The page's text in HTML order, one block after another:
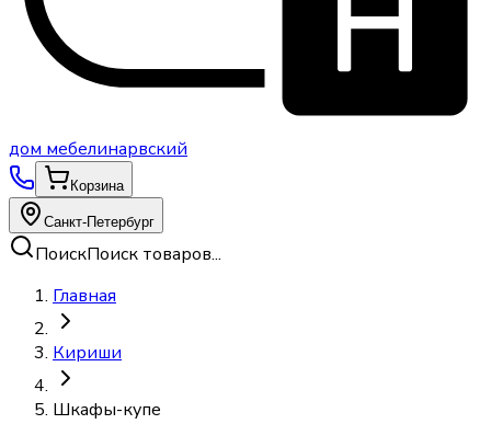
дом мебелинарвский
Корзина
Санкт-Петербург
ПоискПоиск товаров...
Главная
Кириши
Шкафы-купе